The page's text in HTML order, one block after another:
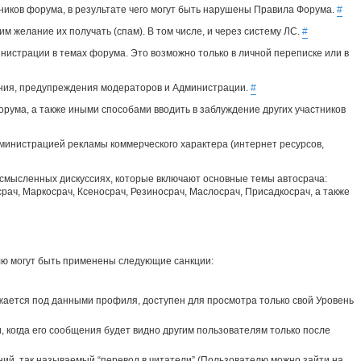
форума, в результате чего могут быть нарушены Правила Форума. #
их получать (спам). В том числе, и через систему ЛС. #
в темах форума. Это возможно только в личной переписке или в
предупреждения модераторов и Администрации. #
а также иными способами вводить в заблуждение других участников
рекламы коммерческого характера (интернет ресурсов,
дискуссиях, которые включают основные темы автосрача:
Маркосрач, Ксеносрач, Резиносрач, Маслосрач, Присадкосрач, а также
могут быть применены следующие санкции:
под данными профиля, доступен для просмотра только свой Уровень
его сообщения будет видно другим пользователям только после